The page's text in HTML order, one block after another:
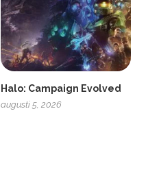
Halo: Campaign Evolved
augusti 5, 2026